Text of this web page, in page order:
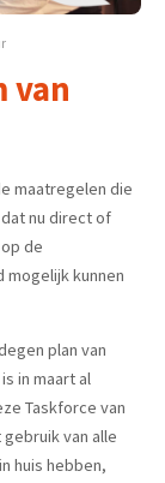
van
maatregelen die
nu direct of
de
mogelijk kunnen
plan van
in maart al
Taskforce van
gebruik van alle
huis hebben,